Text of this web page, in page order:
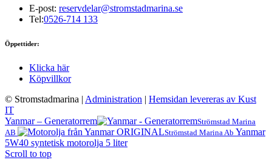
E-post: reservdelar@stromstadmarina.se
Tel:0526-714 133
Öppettider:
Klicka här
Köpvillkor
© Stromstadmarina | Administration | Hemsidan levereras av Kust
IT
Yanmar – Generatorrem
Strömstad Marina
AB
Strömstad Marina Ab Yanmar
5W40 syntetisk motorolja 5 liter
Scroll to top